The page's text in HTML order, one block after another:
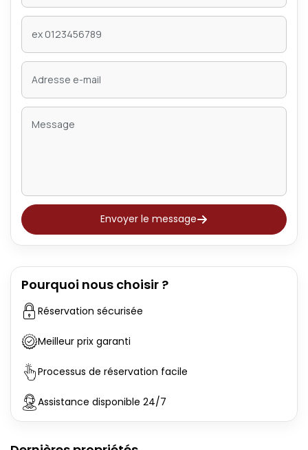
Envoyer le message
Pourquoi nous choisir ?
Réservation sécurisée
Meilleur prix garanti
Processus de réservation facile
Assistance disponible 24/7